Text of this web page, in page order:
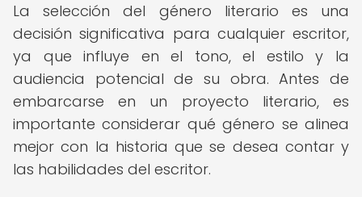
La selección del género literario es una
decisión significativa para cualquier escritor,
ya que influye en el tono, el estilo y la
audiencia potencial de su obra. Antes de
embarcarse en un proyecto literario, es
importante considerar qué género se alinea
mejor con la historia que se desea contar y
las habilidades del escritor.